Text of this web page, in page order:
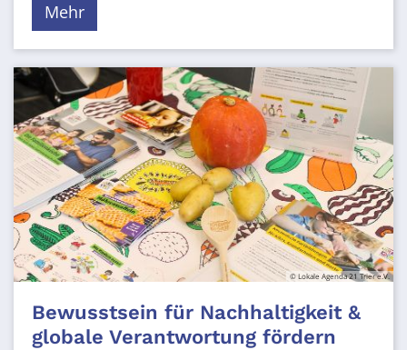
Mehr
© Lokale Agenda 21 Trier e.V.
Bewusstsein für Nachhaltigkeit &
globale Verantwortung fördern